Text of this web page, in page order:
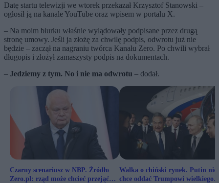
Datę startu telewizji we wtorek przekazał Krzysztof Stanowski –
ogłosił ją na kanale YouTube oraz wpisem w portalu X.
– Na moim biurku właśnie wylądowały podpisane przez drugą
stronę umowy. Jeśli ja złożę za chwilę podpis, odwrotu już nie
będzie – zaczął na nagraniu twórca Kanału Zero. Po chwili wybrał
długopis i złożył zamaszysty podpis na dokumentach.
– Jedziemy z tym. No i nie ma odwrotu – dodał.
Czarny scenariusz w NBP. Źródło
Zero.pl: rząd może chcieć przejąć
Walka o chiński rynek. Putin nie
chce oddać Trumpowi wielkiego